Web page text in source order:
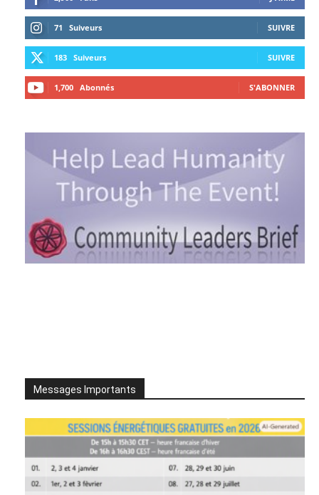
71 Suiveurs SUIVRE
183 Suiveurs SUIVRE
1,700 Abonnés S'ABONNER
Messages Importants